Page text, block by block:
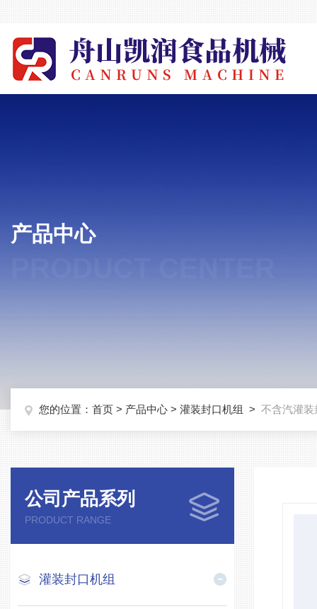
产品中心
您的位置： 首页 > 产品中心 > 灌装封口机组 > 不含汽灌装
公司产品系列
PRODUCT RANGE
灌装封口机组